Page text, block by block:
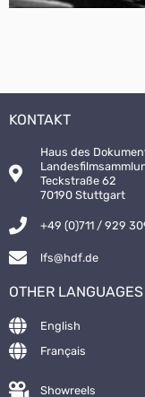
KONTAKT
Haus des
Teckstraße 62
70190 Stuttgart
+49 (0)711 / 929
lfs@hdf.de
OTHER LANGUAGES
English
Français
Showreels